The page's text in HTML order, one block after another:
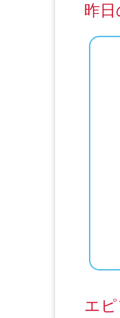
昨
エ